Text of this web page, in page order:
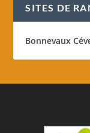
SITES DE
Bonnevaux